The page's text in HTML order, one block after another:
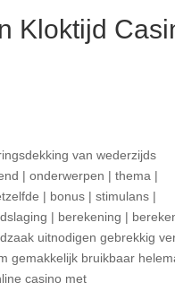
Kloktijd
van wederzijds
| onderwerpen | thema |
| bonus | stimulans |
| berekening |
uitnodigen gebrekkig
gemakkelijk bruikbaar
casino met